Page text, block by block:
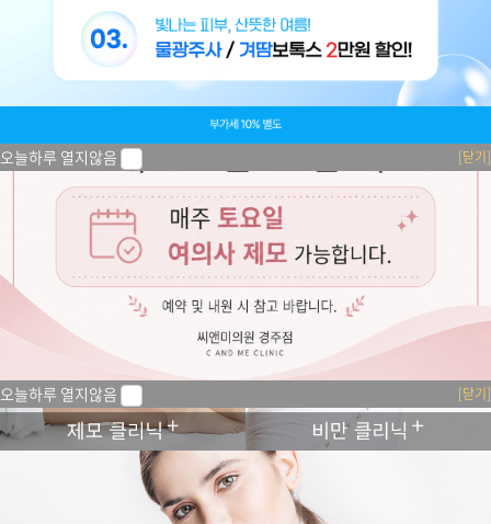
오늘하루 열지않음 [닫기]
오늘하루 열지않음 [닫기]